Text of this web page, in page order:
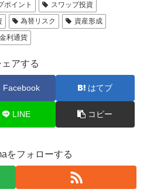
ポイント
スワップ投資
為替リスク
資産形成
利通貨
ェアする
Facebook はてブ
LINE コピー
をフォローする